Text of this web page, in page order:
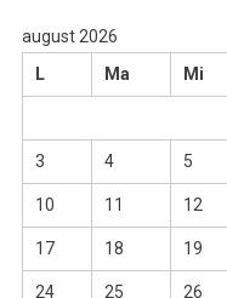
august 2026
L
Ma Mi
3 4 5
10 11 12
17 18 19
24 25 26